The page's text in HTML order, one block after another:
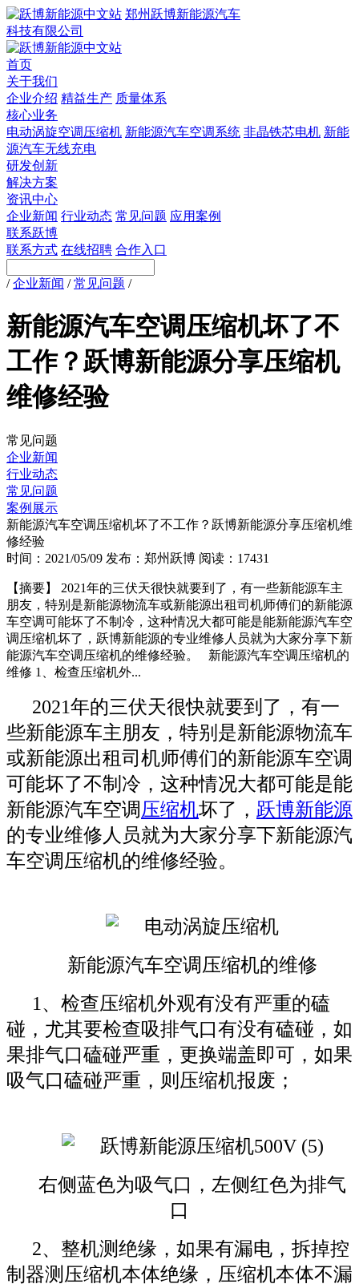
郑州跃博新能源汽车
科技有限公司
首页
关于我们
企业介绍 精益生产 质量体系
核心业务
电动涡旋空调压缩机 新能源汽车空调系统 非晶铁芯电机 新能
源汽车无线充电
研发创新
解决方案
资讯中心
企业新闻 行业动态 常见问题 应用案例
联系跃博
联系方式 在线招聘 合作入口
/ 企业新闻 / 常见问题 /
新能源汽车空调压缩机坏了不
工作？跃博新能源分享压缩机
维修经验
常见问题
企业新闻
行业动态
常见问题
案例展示
新能源汽车空调压缩机坏了不工作？跃博新能源分享压缩机维
修经验
时间：2021/05/09 发布：郑州跃博 阅读：17431
【摘要】
2021年的三伏天很快就要到了，有一些新能源车主
朋友，特别是新能源物流车或新能源出租司机师傅们的新能源
车空调可能坏了不制冷，这种情况大都可能是能新能源汽车空
调压缩机坏了，跃博新能源的专业维修人员就为大家分享下新
能源汽车空调压缩机的维修经验。 新能源汽车空调压缩机的
维修 1、检查压缩机外...
2021年的三伏天很快就要到了，有一
些新能源车主朋友，特别是新能源物流车
或新能源出租司机师傅们的新能源车空调
可能坏了不制冷，这种情况大都可能是能
新能源汽车空调压缩机坏了， 跃博新能源
的专业维修人员就为大家分享下新能源汽
车空调压缩机的维修经验。
新能源汽车空调压缩机的维修
1、检查压缩机外观有没有严重的磕
碰，尤其要检查吸排气口有没有磕碰，如
果排气口磕碰严重，更换端盖即可，如果
吸气口磕碰严重，则压缩机报废；
右侧蓝色为吸气口，左侧红色为排气
口
2、整机测绝缘，如果有漏电，拆掉控
制器测压缩机本体绝缘，压缩机本体不漏